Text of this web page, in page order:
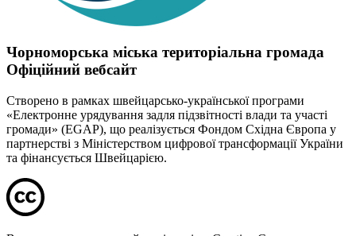
Чорноморська міська територіальна громада
Офіційний вебсайт
Створено в рамках швейцарсько-української програми
«Електронне урядування задля підзвітності влади та участі
громади» (EGAP), що реалізується Фондом Східна Європа у
партнерстві з Міністерством цифрової трансформації України
та фінансується Швейцарією.